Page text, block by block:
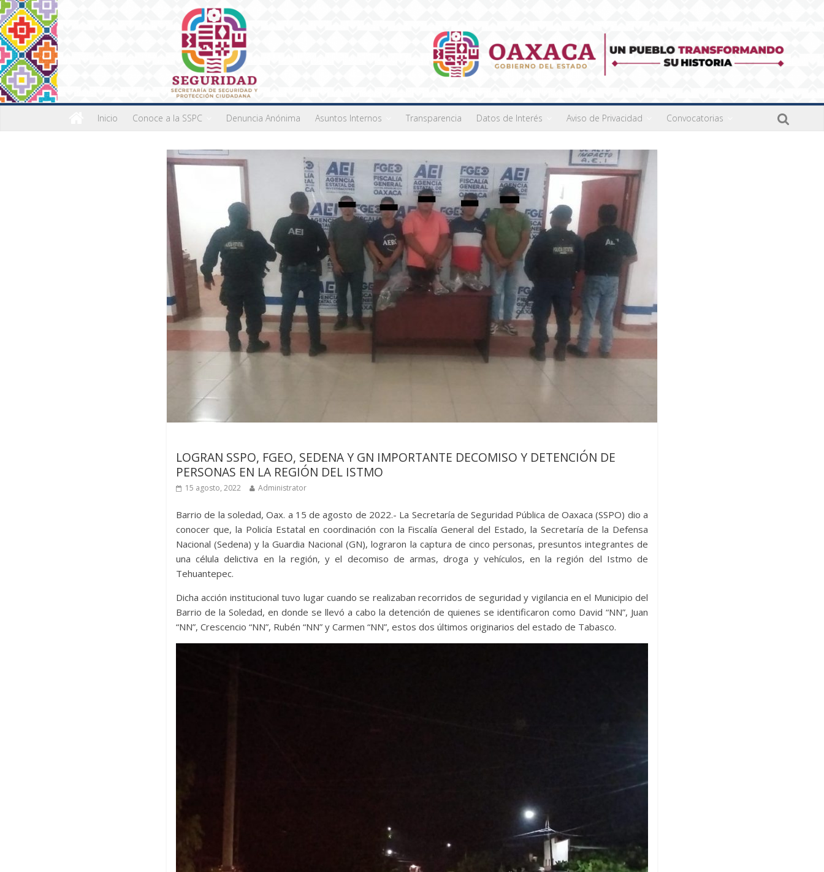
Inicio Conoce a la SSPC Denuncia Anónima Asuntos Internos Transparencia Datos de Interés Aviso de Privacidad Convocatorias
LOGRAN SSPO, FGEO, SEDENA Y GN IMPORTANTE DECOMISO Y DETENCIÓN DE
PERSONAS EN LA REGIÓN DEL ISTMO
15 agosto, 2022 Administrator
Barrio de la soledad, Oax. a 15 de agosto de 2022.- La Secretaría de Seguridad Pública de Oaxaca (SSPO) dio a
conocer que, la Policía Estatal en coordinación con la Fiscalía General del Estado, la Secretaría de la Defensa
Nacional (Sedena) y la Guardia Nacional (GN), lograron la captura de cinco personas, presuntos integrantes de
una célula delictiva en la región, y el decomiso de armas, droga y vehículos, en la región del Istmo de
Tehuantepec.
Dicha acción institucional tuvo lugar cuando se realizaban recorridos de seguridad y vigilancia en el Municipio del
Barrio de la Soledad, en donde se llevó a cabo la detención de quienes se identificaron como David “NN”, Juan
“NN”, Crescencio “NN”, Rubén “NN” y Carmen “NN”, estos dos últimos originarios del estado de Tabasco.